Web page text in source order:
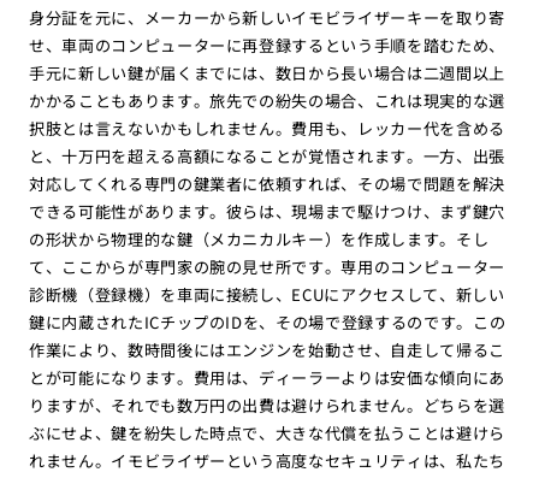
身分証を元に、メーカーから新しいイモビライザーキーを取り寄
せ、車両のコンピューターに再登録するという手順を踏むため、
手元に新しい鍵が届くまでには、数日から長い場合は二週間以上
かかることもあります。旅先での紛失の場合、これは現実的な選
択肢とは言えないかもしれません。費用も、レッカー代を含める
と、十万円を超える高額になることが覚悟されます。一方、出張
対応してくれる専門の鍵業者に依頼すれば、その場で問題を解決
できる可能性があります。彼らは、現場まで駆けつけ、まず鍵穴
の形状から物理的な鍵（メカニカルキー）を作成します。そし
て、ここからが専門家の腕の見せ所です。専用のコンピューター
診断機（登録機）を車両に接続し、ECUにアクセスして、新しい
鍵に内蔵されたICチップのIDを、その場で登録するのです。この
作業により、数時間後にはエンジンを始動させ、自走して帰るこ
とが可能になります。費用は、ディーラーよりは安価な傾向にあ
りますが、それでも数万円の出費は避けられません。どちらを選
ぶにせよ、鍵を紛失した時点で、大きな代償を払うことは避けら
れません。イモビライザーという高度なセキュリティは、私たち